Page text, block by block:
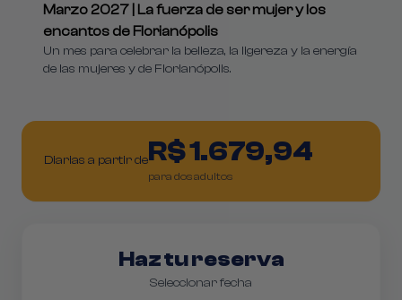
Marzo 2027 | La fuerza de ser mujer y los
encantos de Florianópolis
Un mes para celebrar la belleza, la ligereza y la energía
de las mujeres y de Florianópolis.
Diarias a partir deR$ 1.679,94
para dos adultos
Haz tu reserva
Seleccionar fecha